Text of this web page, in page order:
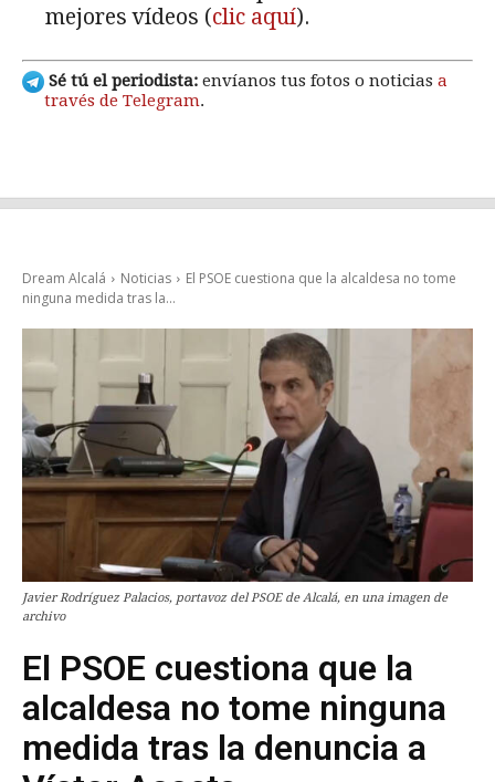
mejores vídeos (clic aquí).
Sé tú el periodista: envíanos tus fotos o noticias a
través de Telegram.